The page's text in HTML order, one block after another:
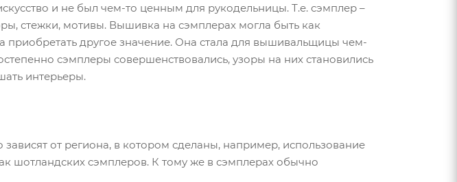
и не был чем-то ценным для рукодельницы. Т.е. сэмплер –
стежки, мотивы. Вышивка на сэмплерах могла быть как
приобретать другое значение. Она стала для вышивальщицы чем-
сэмплеры совершенствовались, узоры на них становились
интерьеры.
от региона, в котором сделаны, например, использование
шотландских сэмплеров. К тому же в сэмплерах обычно